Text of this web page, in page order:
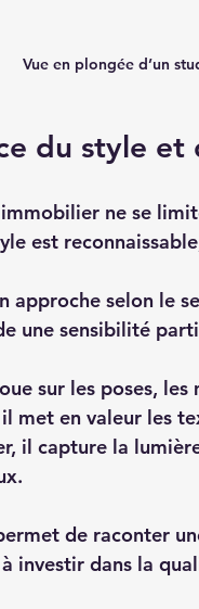
Vue en plongée d’un
du style
ne se
est
approche selon le
une sensibilité
sur les poses, les
met en valeur les
il capture la
de raconter
investir dans la